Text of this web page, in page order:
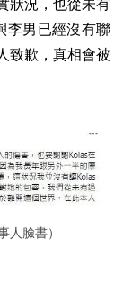
李男已經沒有聯
致歉，真相會被
臉書）